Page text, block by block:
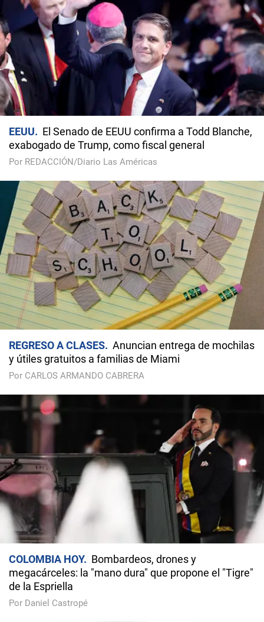
EEUU
El Senado de EEUU confirma a Todd Blanche,
exabogado de Trump, como fiscal general
Por REDACCIÓN/Diario Las Américas
REGRESO A CLASES
Anuncian entrega de mochilas
y útiles gratuitos a familias de Miami
Por CARLOS ARMANDO CABRERA
COLOMBIA HOY
Bombardeos, drones y
megacárceles: la "mano dura" que propone el "Tigre"
de la Espriella
Por Daniel Castropé